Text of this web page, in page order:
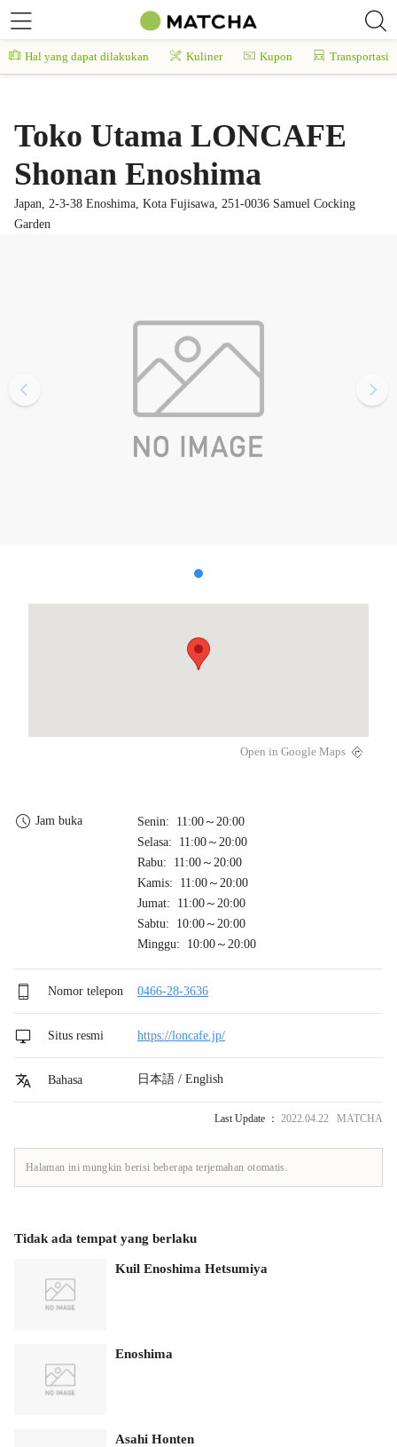
Hal yang dapat dilakukan Kuliner Kupon Transportasi
Toko Utama LONCAFE
Shonan Enoshima
Japan, 2-3-38 Enoshima, Kota Fujisawa, 251-0036 Samuel Cocking
Garden
Open in Google Maps
Jam buka
Senin: 11:00～20:00
Selasa: 11:00～20:00
Rabu: 11:00～20:00
Kamis: 11:00～20:00
Jumat: 11:00～20:00
Sabtu: 10:00～20:00
Minggu: 10:00～20:00
Nomor telepon 0466-28-3636
Situs resmi https://loncafe.jp/
Bahasa 日本語 / English
Last Update ： 2022.04.22 MATCHA
Halaman ini mungkin berisi beberapa terjemahan otomatis.
Tidak ada tempat yang berlaku
Kuil Enoshima Hetsumiya
Enoshima
Asahi Honten